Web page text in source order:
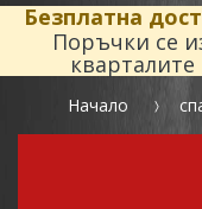
Безплатна
Поръчки се
Начало